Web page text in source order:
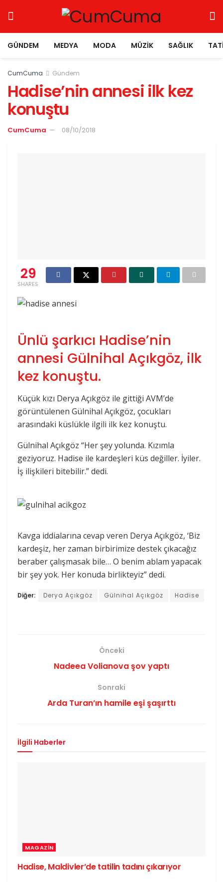
GÜNDEM MEDYA MODA MÜZIK SAĞLIK
CumCuma Gündem
Hadise’nin annesi ilk kez
konuştu
CumCuma 08/10/2018
29
SHARES
Ünlü şarkıcı Hadise’nin
annesi Gülnihal Açıkgöz, ilk
kez konuştu.
Küçük kızı Derya Açıkgöz ile gittiği AVM’de
görüntülenen Gülnihal Açıkgöz, çocukları
arasındaki küslükle ilgili ilk kez konuştu.
Gülnihal Açıkgöz “Her şey yolunda. Kızımla
geziyoruz. Hadise ile kardeşleri küs değiller. İyiler.
İş ilişkileri bitebilir.” dedi.
Kavga iddialarına cevap veren Derya Açıkgöz, ‘Biz
kardeşiz, her zaman birbirimize destek çıkacağız
beraber çalışmasak bile… O benim ablam yapacak
bir şey yok. Her konuda birlikteyiz” dedi.
Diğer: Derya Açıkgöz Gülnihal Açıkgöz Hadise
Önceki
Nadeea Volianova şov yaptı
Sonraki
Arda Turan’ın hamile eşi şaşırttı
İlgili Haberler
MAGAZIN
Hadise, Maldivler’de tatilin tadını çıkarıyor